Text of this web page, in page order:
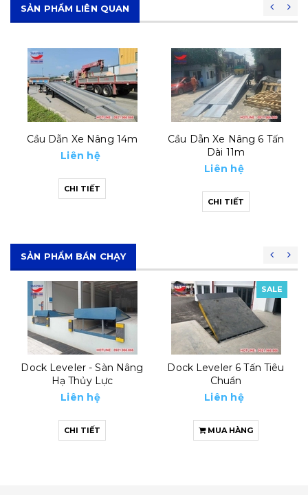
SẢN PHẨM LIÊN QUAN
Cầu Dẫn Xe Nâng 14m
Liên hệ
CHI TIẾT
Cầu Dẫn Xe Nâng 6 Tấn
Dài 11m
Liên hệ
CHI TIẾT
SẢN PHẨM BÁN CHẠY
Dock Leveler - Sàn Nâng
Hạ Thủy Lực
Liên hệ
CHI TIẾT
SALE
Dock Leveler 6 Tấn Tiêu
Chuẩn
Liên hệ
MUA HÀNG